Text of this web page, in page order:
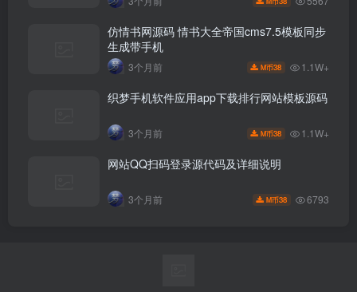
仿情书网源码 情书大全帝国cms7.5模板同步
生成带手机
3个月前 M币38 1.1W+
织梦手机软件应用app下载排行网站模板源码
3个月前 M币38 1.1W+
网站QQ扫码登录源代码及详细说明
3个月前 M币38 6793